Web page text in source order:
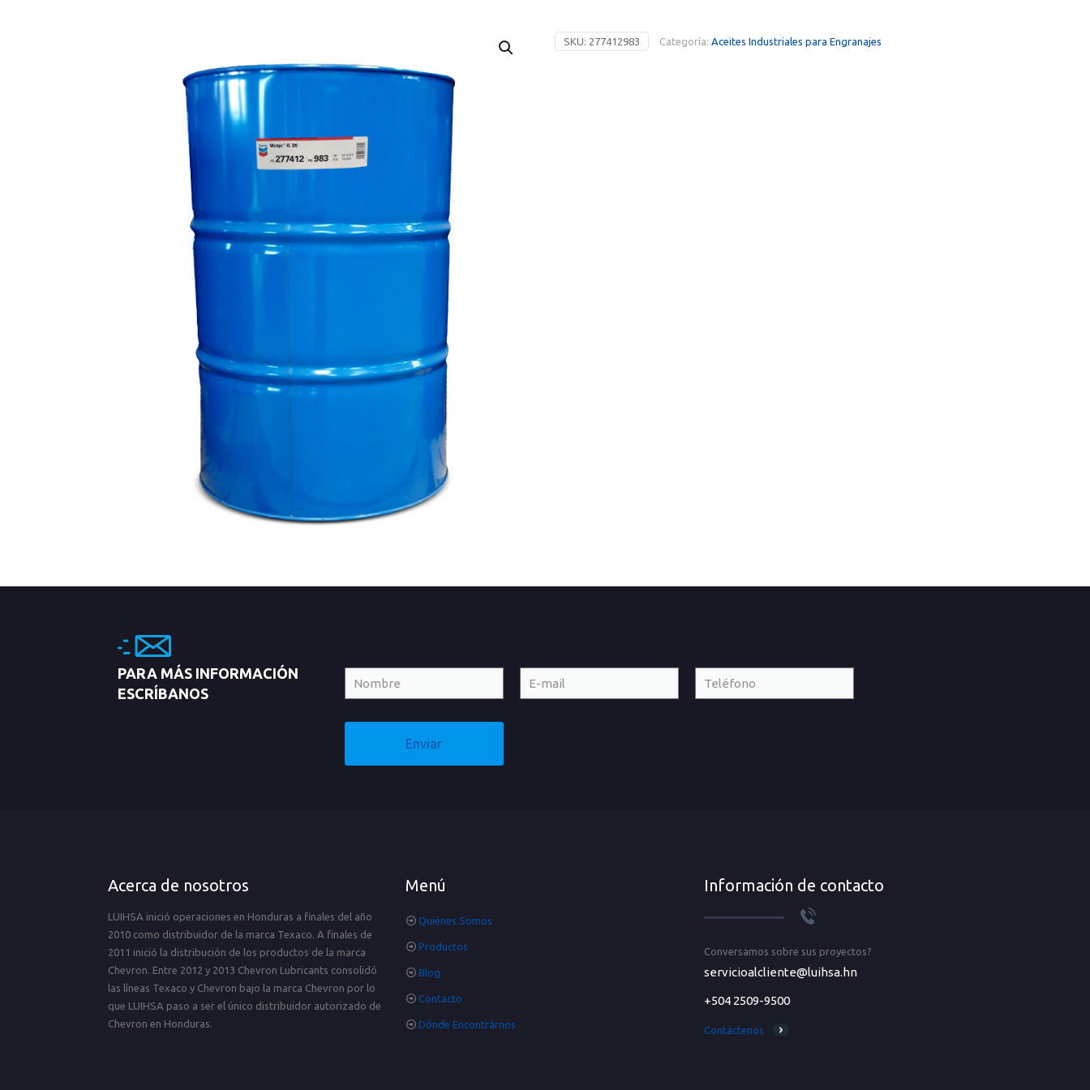
SKU: 277412983 Categoría: Aceites Industriales para Engranajes
PARA MÁS INFORMACIÓN
ESCRÍBANOS
Acerca de nosotros
LUIHSA inició operaciones en Honduras a finales del año
2010 como distribuidor de la marca Texaco. A finales de
2011 inició la distribución de los productos de la marca
Chevron. Entre 2012 y 2013 Chevron Lubricants consolidó
las líneas Texaco y Chevron bajo la marca Chevron por lo
que LUIHSA paso a ser el único distribuidor autorizado de
Chevron en Honduras.
Menú
Quiénes Somos
Productos
Blog
Contacto
Dónde Encontrárnos
Información de contacto
Conversamos sobre sus proyectos?
servicioalcliente@luihsa.hn
+504 2509-9500
Contáctenos